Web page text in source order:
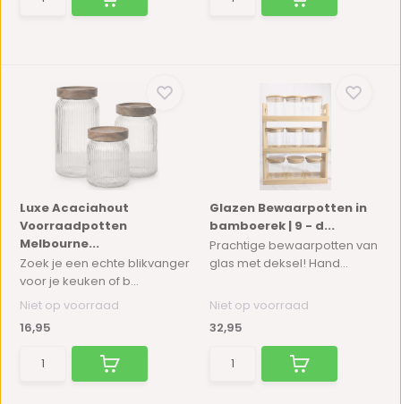
Luxe Acaciahout
Voorraadpotten
Melbourne...
Zoek je een echte blikvanger
voor je keuken of b...
Niet op voorraad
16,95
Glazen Bewaarpotten in
bamboerek | 9 - d...
Prachtige bewaarpotten van
glas met deksel! Hand...
Niet op voorraad
32,95